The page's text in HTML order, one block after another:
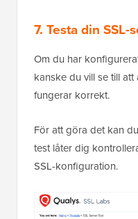
7. Testa din SSL-
Om du har
kanske du vill se till
fungerar korrekt.
För att göra det kan
test låter dig
SSL-konfiguration.